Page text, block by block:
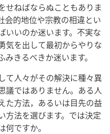
せねばならぬこともありま
会的地位や宗教の相違とい
いいのか迷います。不実な
気を出して最初からやりな
きるべきか迷います。
て人々がその解決に種々異
議ではありません。ある人
た方法，あるいは目先の益
方法を選びます。では決定
ですか。